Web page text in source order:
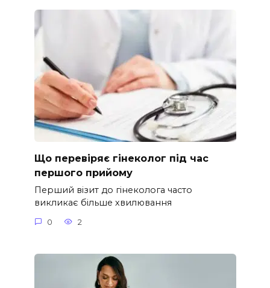
Що перевіряє гінеколог під час
першого прийому
Перший візит до гінеколога часто
викликає більше хвилювання
0 2